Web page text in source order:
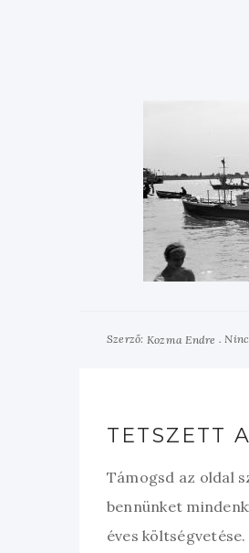
Szerző: Kozma Endre
TETSZETT
Támogsd az oldal
bennünket
éves költségvetése.